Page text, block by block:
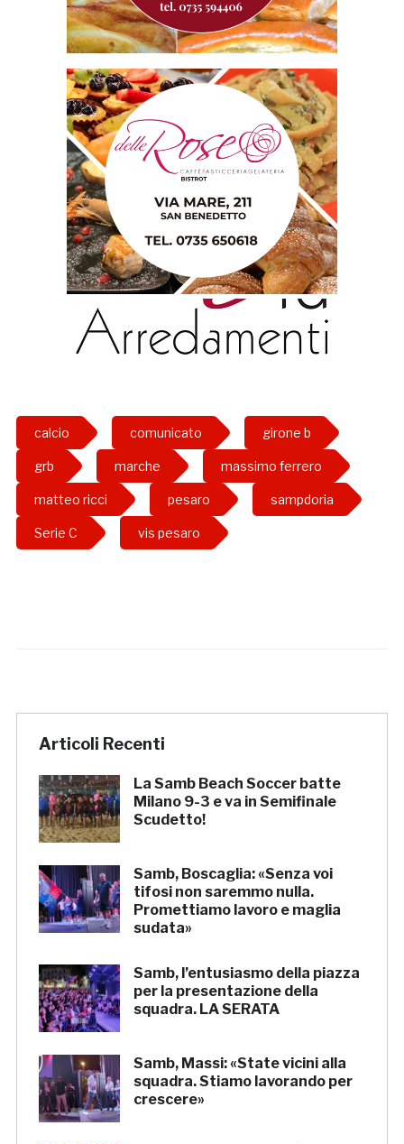
calcio comunicato girone b
grb marche massimo ferrero
matteo ricci pesaro sampdoria
Serie C vis pesaro
Articoli Recenti
La Samb Beach Soccer batte
Milano 9-3 e va in Semifinale
Scudetto!
Samb, Boscaglia: «Senza voi
tifosi non saremmo nulla.
Promettiamo lavoro e maglia
sudata»
Samb, l’entusiasmo della piazza
per la presentazione della
squadra. LA SERATA
Samb, Massi: «State vicini alla
squadra. Stiamo lavorando per
crescere»